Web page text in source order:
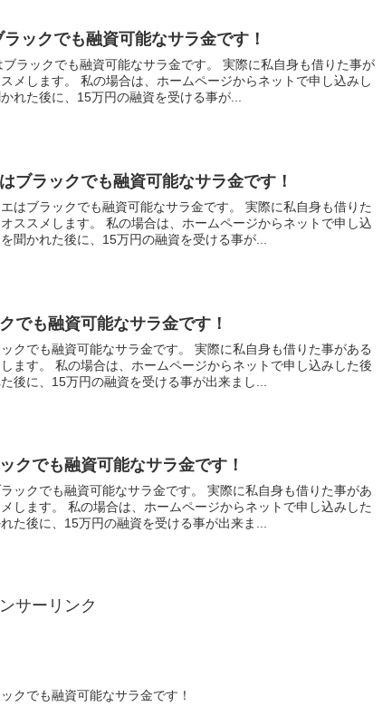
ックでも融資可能なサラ金です！
ラックでも融資可能なサラ金です。 実際に私自身も借りた事が
メします。 私の場合は、ホームページからネットで申し込みし
れた後に、15万円の融資を受ける事が...
ブラックでも融資可能なサラ金です！
はブラックでも融資可能なサラ金です。 実際に私自身も借りた
ススメします。 私の場合は、ホームページからネットで申し込
聞かれた後に、15万円の融資を受ける事が...
でも融資可能なサラ金です！
クでも融資可能なサラ金です。 実際に私自身も借りた事がある
ます。 私の場合は、ホームページからネットで申し込みした後
後に、15万円の融資を受ける事が出来まし...
クでも融資可能なサラ金です！
ックでも融資可能なサラ金です。 実際に私自身も借りた事があ
します。 私の場合は、ホームページからネットで申し込みした
た後に、15万円の融資を受ける事が出来ま...
サーリンク
クでも融資可能なサラ金です！